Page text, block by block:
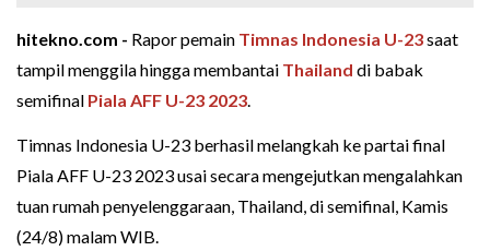
hitekno.com - Rapor pemain Timnas Indonesia U-23saat
tampil menggila hingga membantai Thailand di babak
semifinal Piala AFF U-23 2023.
Timnas Indonesia U-23 berhasil melangkah ke partai final
Piala AFF U-23 2023 usai secara mengejutkan mengalahkan
tuan rumah penyelenggaraan, Thailand, di semifinal, Kamis
(24/8) malam WIB.